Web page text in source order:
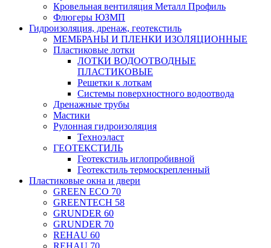
Кровельная вентиляция Металл Профиль
Флюгеры ЮЗМП
Гидроизоляция, дренаж, геотекстиль
МЕМБРАНЫ И ПЛЕНКИ ИЗОЛЯЦИОННЫЕ
Пластиковые лотки
ЛОТКИ ВОДООТВОДНЫЕ
ПЛАСТИКОВЫЕ
Решетки к лоткам
Системы поверхностного водоотвода
Дренажные трубы
Мастики
Рулонная гидроизоляция
Техноэласт
ГЕОТЕКСТИЛЬ
Геотекстиль иглопробивной
Геотекстиль термоскрепленный
Пластиковые окна и двери
GREEN ECO 70
GREENTECH 58
GRUNDER 60
GRUNDER 70
REHAU 60
REHAU 70